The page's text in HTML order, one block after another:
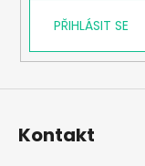
PŘIHLÁSIT SE
Kontakt